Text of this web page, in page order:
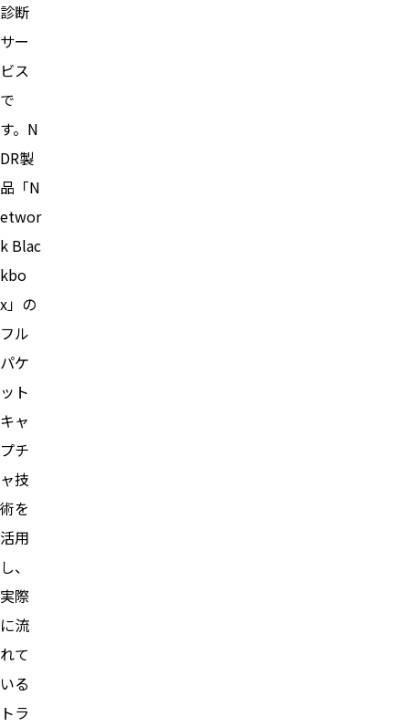
診断
サー
ビス
で
す。N
DR製
品「N
etwor
k Blac
kbo
x」の
フル
パケ
ット
キャ
プチ
ャ技
術を
活用
し、
実際
に流
れて
いる
トラ